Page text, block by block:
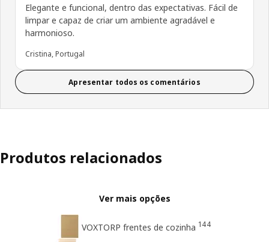
Elegante e funcional, dentro das expectativas. Fácil de
limpar e capaz de criar um ambiente agradável e
harmonioso.
Cristina, Portugal
Apresentar todos os comentários
Produtos relacionados
Ver mais opções
VOXTORP frentes de cozinha 144